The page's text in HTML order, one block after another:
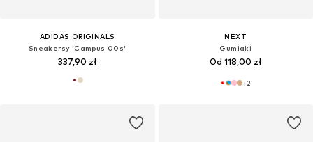
ADIDAS ORIGINALS
Sneakersy 'Campus 00s'
337,90 zł
NEXT
Gumiaki
Od 118,00 zł
+2